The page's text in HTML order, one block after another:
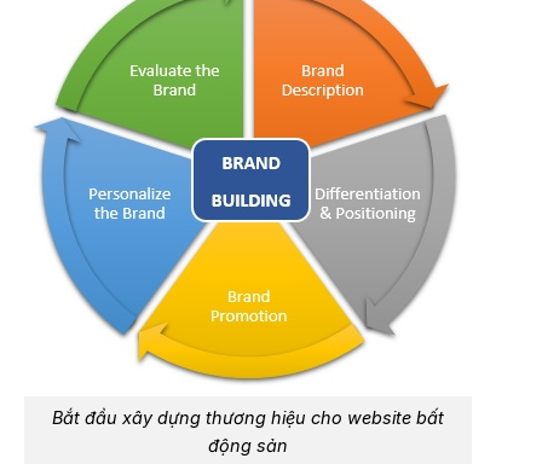
Bắt đầu xây dựng thương hiệu cho website bất
động sản